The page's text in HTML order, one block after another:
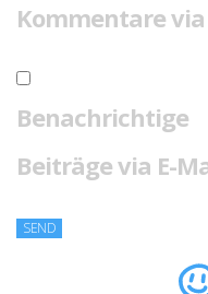
Kommentare via
Beiträge via E-